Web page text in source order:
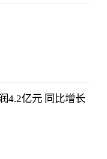
4.2亿元 同比增长